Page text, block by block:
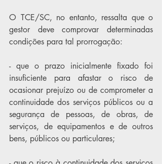
O TCE/SC, no entanto, ressalta que o
gestor deve comprovar determinadas
condições para tal prorrogação:
- que o prazo inicialmente fixado foi
insuficiente para afastar o risco de
ocasionar prejuízo ou de comprometer a
continuidade dos serviços públicos ou a
segurança de pessoas, de obras, de
serviços, de equipamentos e de outros
bens, públicos ou particulares;